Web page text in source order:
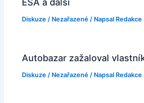
Diskuze / Nezařazené / Napsal Redakce
Autobazar zažaloval
Diskuze / Nezařazené / Napsal Redakce